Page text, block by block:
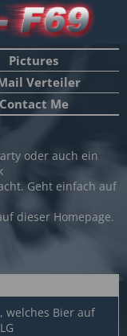
Pictures
Verteiler
Contact Me
oder auch ein
Geht einfach auf
dieser Homepage.
welches Bier auf